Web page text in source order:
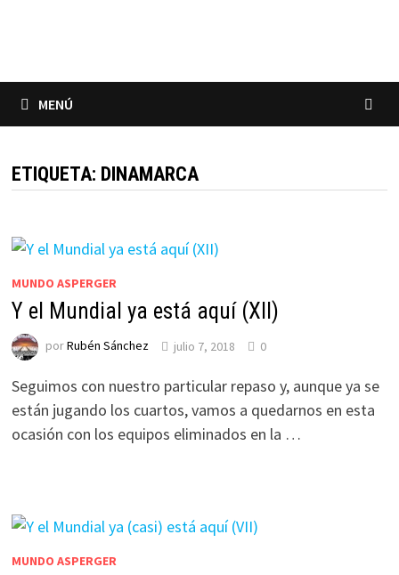
MENÚ
ETIQUETA: DINAMARCA
MUNDO ASPERGER
Y el Mundial ya está aquí (XII)
porRubén Sánchez julio 7, 2018 0
Seguimos con nuestro particular repaso y, aunque ya se
están jugando los cuartos, vamos a quedarnos en esta
ocasión con los equipos eliminados en la …
MUNDO ASPERGER